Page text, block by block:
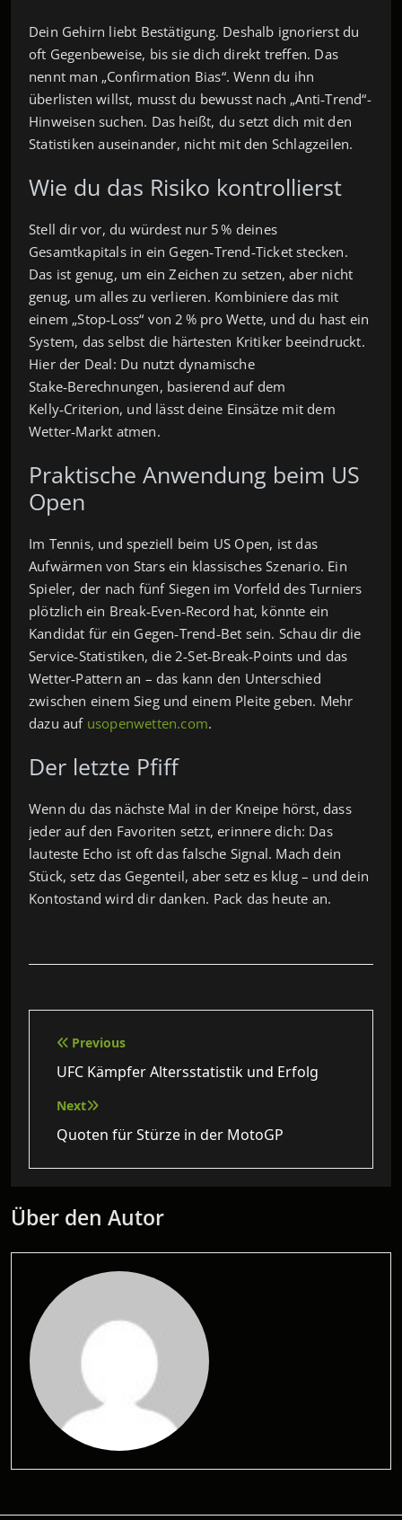
Dein Gehirn liebt Bestätigung. Deshalb ignorierst du
oft Gegenbeweise, bis sie dich direkt treffen. Das
nennt man „Confirmation Bias“. Wenn du ihn
überlisten willst, musst du bewusst nach „Anti‑Trend“-
Hinweisen suchen. Das heißt, du setzt dich mit den
Statistiken auseinander, nicht mit den Schlagzeilen.
Wie du das Risiko kontrollierst
Stell dir vor, du würdest nur 5 % deines
Gesamtkapitals in ein Gegen‑Trend‑Ticket stecken.
Das ist genug, um ein Zeichen zu setzen, aber nicht
genug, um alles zu verlieren. Kombiniere das mit
einem „Stop‑Loss“ von 2 % pro Wette, und du hast ein
System, das selbst die härtesten Kritiker beeindruckt.
Hier der Deal: Du nutzt dynamische
Stake‑Berechnungen, basierend auf dem
Kelly‑Criterion, und lässt deine Einsätze mit dem
Wetter‑Markt atmen.
Praktische Anwendung beim US
Open
Im Tennis, und speziell beim US Open, ist das
Aufwärmen von Stars ein klassisches Szenario. Ein
Spieler, der nach fünf Siegen im Vorfeld des Turniers
plötzlich ein Break‑Even‑Record hat, könnte ein
Kandidat für ein Gegen‑Trend‑Bet sein. Schau dir die
Service‑Statistiken, die 2‑Set‑Break‑Points und das
Wetter‑Pattern an – das kann den Unterschied
zwischen einem Sieg und einem Pleite geben. Mehr
dazu auf usopenwetten.com.
Der letzte Pfiff
Wenn du das nächste Mal in der Kneipe hörst, dass
jeder auf den Favoriten setzt, erinnere dich: Das
lauteste Echo ist oft das falsche Signal. Mach dein
Stück, setz das Gegenteil, aber setz es klug – und dein
Kontostand wird dir danken. Pack das heute an.
Beitragsnavigation
Previous
UFC Kämpfer Altersstatistik und Erfolg
Next
Quoten für Stürze in der MotoGP
Über den Autor